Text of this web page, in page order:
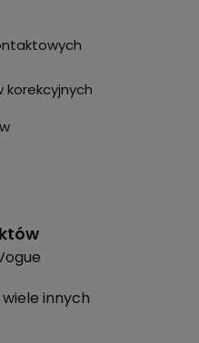
korekcyjnych
wiele innych